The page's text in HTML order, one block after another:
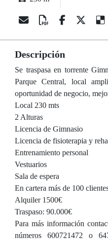
Descripción
Se traspasa en torrente
Parque Central, local
oportunidad de negocio,
Local 230 mts
2 Alturas
Licencia de Gimnasio
Licencia de fisioterapia y
Entrenamiento personal
Vestuarios
Sala de espera
En cartera más de 100
Alquiler 1500€
Traspaso: 90.000€
Para más información
números 600721472 o